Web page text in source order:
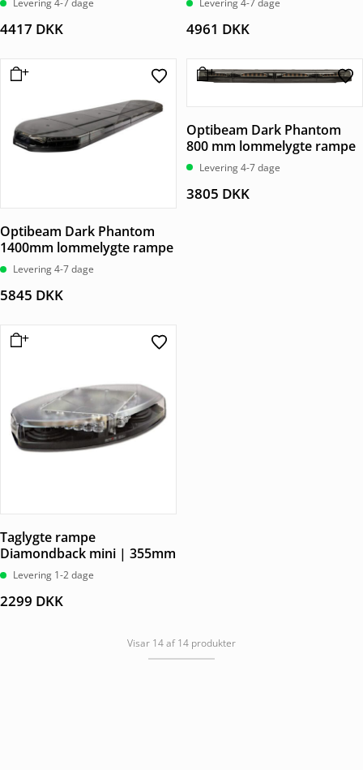
Levering 4-7 dage
4417 DKK
Levering 4-7 dage
4961 DKK
Optibeam Dark Phantom
1400mm lommelygte rampe
Levering 4-7 dage
5845 DKK
Optibeam Dark Phantom
800 mm lommelygte rampe
Levering 4-7 dage
3805 DKK
Taglygte rampe
Diamondback mini | 355mm
Levering 1-2 dage
2299 DKK
Visar 14 af 14 produkter